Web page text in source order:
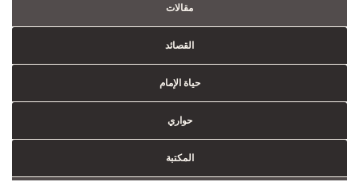
مقالات
القصائد
حياة الإمام
حواري
المكتبة